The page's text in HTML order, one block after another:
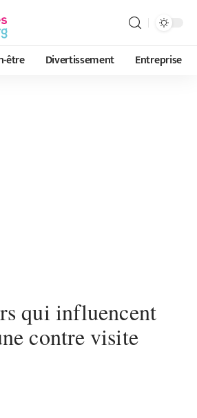
être Divertissement Entreprise
qui influencent
contre visite